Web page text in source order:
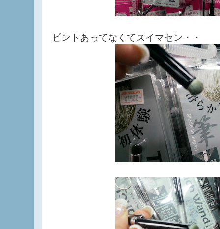
ピントあってなくてスイマセン・・